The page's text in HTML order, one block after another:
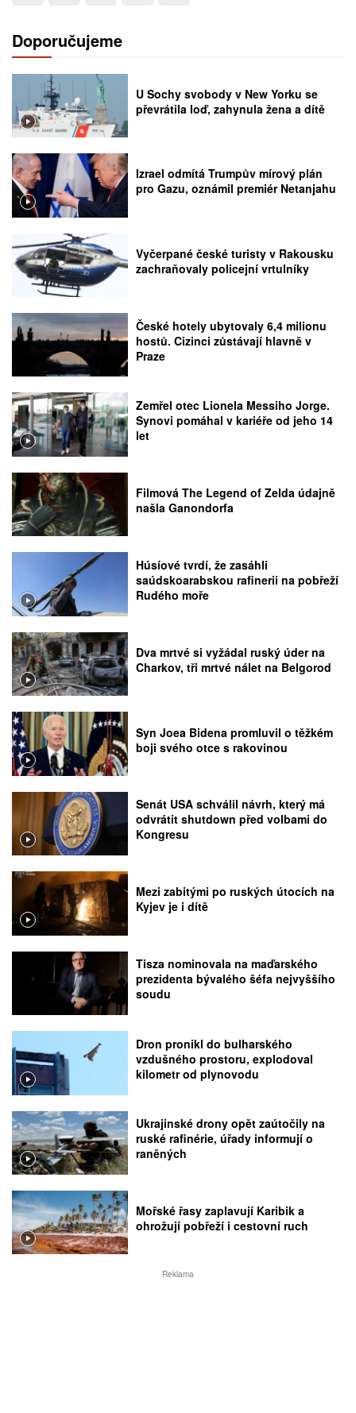
Doporučujeme
U Sochy svobody v New Yorku se
převrátila loď, zahynula žena a dítě
Izrael odmítá Trumpův mírový plán
pro Gazu, oznámil premiér Netanjahu
Vyčerpané české turisty v Rakousku
zachraňovaly policejní vrtulníky
České hotely ubytovaly 6,4 milionu
hostů. Cizinci zůstávají hlavně v
Praze
Zemřel otec Lionela Messiho Jorge.
Synovi pomáhal v kariéře od jeho 14
let
Filmová The Legend of Zelda údajně
našla Ganondorfa
Húsíové tvrdí, že zasáhli
saúdskoarabskou rafinerii na pobřeží
Rudého moře
Dva mrtvé si vyžádal ruský úder na
Charkov, tři mrtvé nálet na Belgorod
Syn Joea Bidena promluvil o těžkém
boji svého otce s rakovinou
Senát USA schválil návrh, který má
odvrátit shutdown před volbami do
Kongresu
Mezi zabitými po ruských útocích na
Kyjev je i dítě
Tisza nominovala na maďarského
prezidenta bývalého šéfa nejvyššího
soudu
Dron pronikl do bulharského
vzdušného prostoru, explodoval
kilometr od plynovodu
Ukrajinské drony opět zaútočily na
ruské rafinérie, úřady informují o
raněných
Mořské řasy zaplavují Karibik a
ohrožují pobřeží i cestovní ruch
Reklama